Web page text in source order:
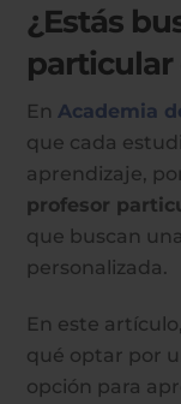
¿Estás
particular
EnAcademia
que cada
aprendizaje,
profesor
que buscan
personalizada.
En este
qué optar por
opción para